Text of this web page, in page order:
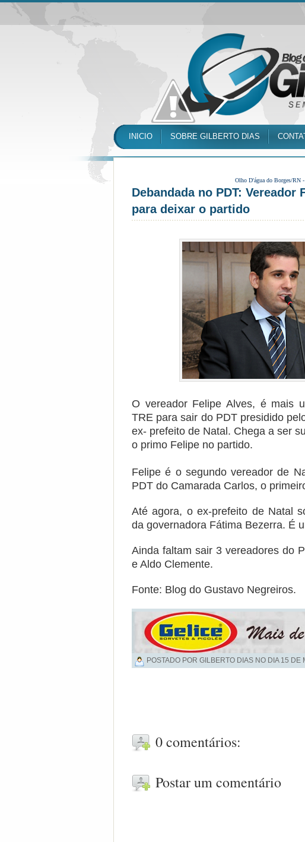
INICIO SOBRE GILBERTO DIAS
Olho D'água do Borges/RN -
Debandada no PDT:
para deixar o partido
O vereador Felipe Alves, é mais
TRE para sair do PDT presidido
ex- prefeito de Natal. Chega a ser
o primo Felipe no partido.
Felipe é o segundo vereador de
PDT do Camarada Carlos, o
Até agora, o ex-prefeito de Natal
da governadora Fátima Bezerra. É
Ainda faltam sair 3 vereadores do
e Aldo Clemente.
Fonte: Blog do Gustavo Negreiros.
POSTADO POR GILBERTO DIAS NO DIA 15 DE
0 comentários:
Postar um comentário